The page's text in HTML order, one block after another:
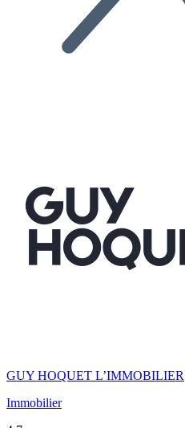
GUY HOQUET L’IMMOBILIER
Immobilier